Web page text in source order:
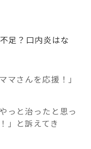
介
替え相談
足？口内炎はな
マさんを応援！」
っと治ったと思っ
」と訴えてき